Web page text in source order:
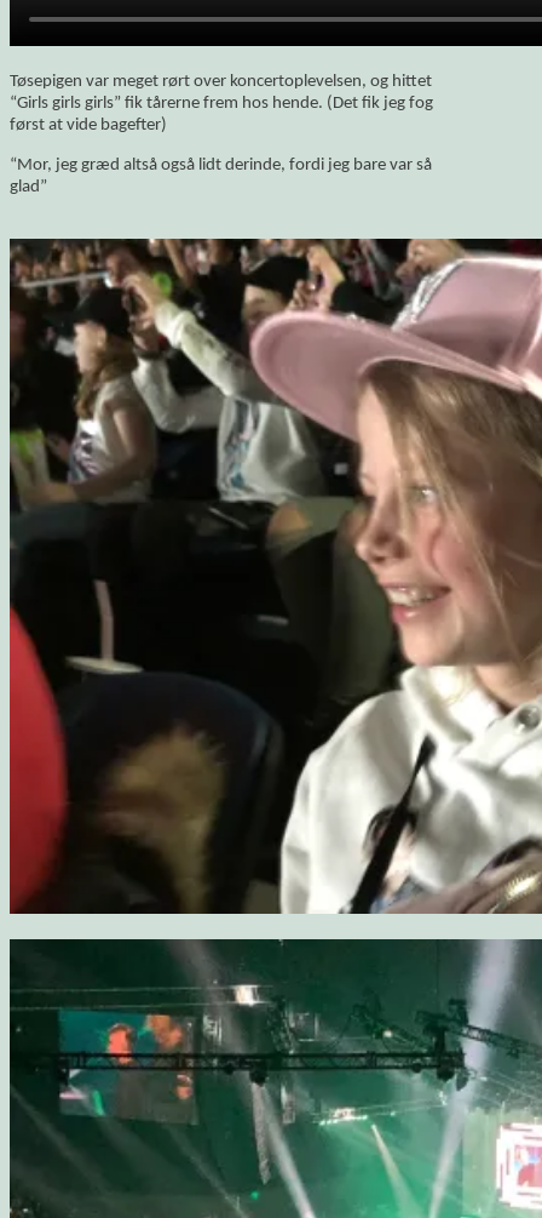
Tøsepigen var meget rørt over koncertoplevelsen, og hittet
“Girls girls girls” fik tårerne frem hos hende. (Det fik jeg fog
først at vide bagefter)
“Mor, jeg græd altså også lidt derinde, fordi jeg bare var så
glad”